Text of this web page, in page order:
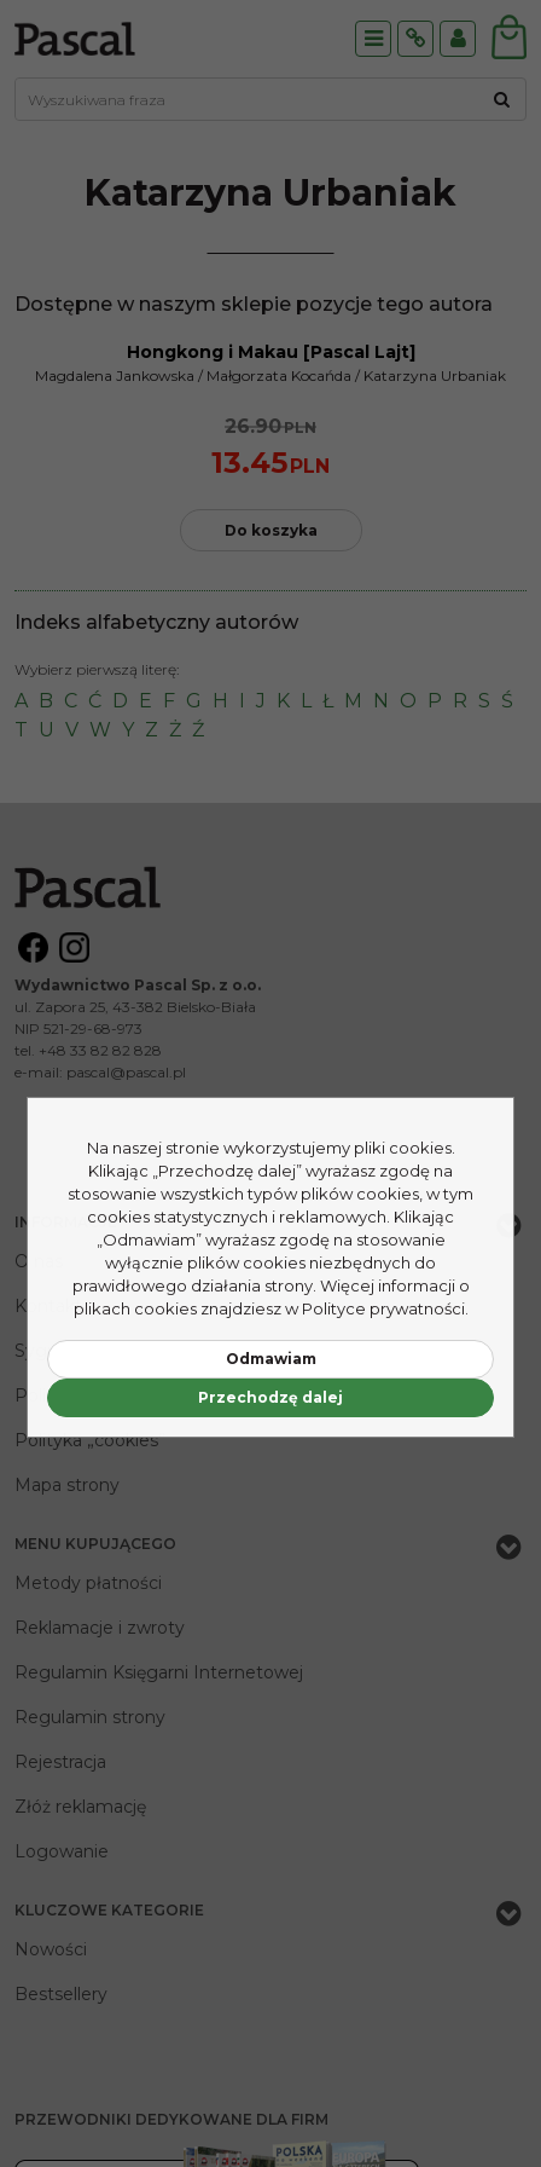
MenuInfoPanel
Katarzyna Urbaniak
Dostępne w naszym sklepie pozycje tego autora
Hongkong i Makau [Pascal Lajt]
Magdalena Jankowska / Małgorzata Kocańda / Katarzyna Urbaniak
26.90PLN
13.45PLN
Do koszyka
Indeks alfabetyczny autorów
Wybierz pierwszą literę:
A B C Ć D E F G H I J K L Ł M N O P R S Ś
T
U V W Y Z Ż Ź
Wydawnictwo Pascal Sp. z o.o.
ul. Zapora 25, 43-382 Bielsko-Biała
NIP 521-29-68-973
tel. +48 33 82 82 828
e-mail: pascal@pascal.pl
INFORMACJE
O nas
Kontakt
Sygnaliści
Polityka prywatności
Polityka „cookies”
Mapa strony
MENU KUPUJĄCEGO
Metody płatności
Reklamacje i zwroty
Regulamin Księgarni Internetowej
Regulamin strony
Rejestracja
Złóż reklamację
Logowanie
KLUCZOWE KATEGORIE
Nowości
Bestsellery
PRZEWODNIKI DEDYKOWANE DLA FIRM
Na naszej stronie wykorzystujemy pliki cookies.
Klikając „Przechodzę dalej” wyrażasz zgodę na
stosowanie wszystkich typów plików cookies, w tym
cookies statystycznych i reklamowych. Klikając
„Odmawiam” wyrażasz zgodę na stosowanie
wyłącznie plików cookies niezbędnych do
prawidłowego działania strony. Więcej informacji o
plikach cookies znajdziesz w Polityce prywatności.
Odmawiam
Przechodzę dalej